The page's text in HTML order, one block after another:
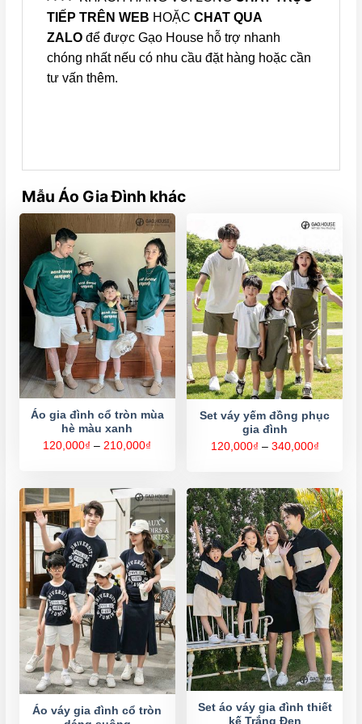
TIẾP TRÊN WEB HOẶC CHAT QUA
ZALO để được Gạo House hỗ trợ nhanh
chóng nhất nếu có nhu cầu đặt hàng hoặc cần
tư vấn thêm.
Mẫu Áo Gia Đình khác
Áo gia đình cổ tròn mùa
hè màu xanh
120,000₫ – 210,000₫
210,000₫
Set váy yếm đồng phục
gia đình
120,000₫ – 340,000₫Khoảng
đến
Áo váy gia đình cổ tròn
Set áo váy gia đình thiết
kế Trắng Đen